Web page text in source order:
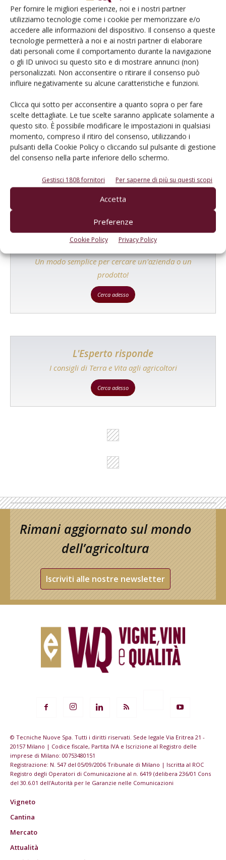
Per fornire le migliori esperienze, noi e i nostri partner
utilizziamo tecnologie come i cookie per memorizzare e/o
accedere alle informazioni del dispositivo. Il consenso a queste
tecnologie permetterà a noi e ai nostri partner di elaborare
dati personali come il comportamento durante la navigazione
o gli ID univoci su questo sito e di mostrare annunci (non)
personalizzati. Non acconsentire o ritirare il consenso può
influire negativamente su alcune caratteristiche e funzioni.
Clicca qui sotto per acconsentire a quanto sopra o per fare
scelte dettagliate. Le tue scelte saranno applicate solamente a
questo sito. È possibile modificare le impostazioni in qualsiasi
momento, compreso il ritiro del consenso, utilizzando i
pulsanti della Cookie Policy o cliccando sul pulsante di gestione
del consenso nella parte inferiore dello schermo.
Gestisci 1808 fornitori Per saperne di più su questi scopi
Accetta
Preferenze
Cookie Policy Privacy Policy
NORMATIVA
Famiglie Amarone e Consorzio
Valpolicella: la regione Veneto promuove il
confronto
E-magazine
Tecniche, prodotti e servizi dalle aziende
Catalogo Aziende e Prodotti
Un modo semplice per cercare un'azienda o un
prodotto!
Cerca adesso
L'Esperto risponde
I consigli di Terra e Vita agli agricoltori
Cerca adesso
Rimani aggiornato sul mondo
dell’agricoltura
Iscriviti alle nostre newsletter
© Tecniche Nuove Spa. Tutti i diritti riservati. Sede legale Via Eritrea 21 -
20157 Milano | Codice fiscale, Partita IVA e Iscrizione al Registro delle
imprese di Milano: 00753480151
Registrazione: N. 547 del 05/09/2006 Tribunale di Milano | Iscritta al ROC
Registro degli Operatori di Comunicazione al n. 6419 (delibera 236/01 Cons
del 30.6.01 dell'Autorità per le Garanzie nelle Comunicazioni
Vigneto
Cantina
Mercato
Attualità